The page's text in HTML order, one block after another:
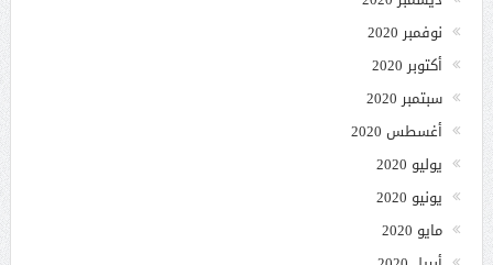
نوفمبر 2020
أكتوبر 2020
سبتمبر 2020
أغسطس 2020
يوليو 2020
يونيو 2020
مايو 2020